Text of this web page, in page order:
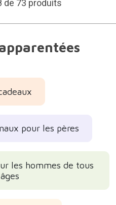
de 73 produits
pour les pères
les hommes de tous